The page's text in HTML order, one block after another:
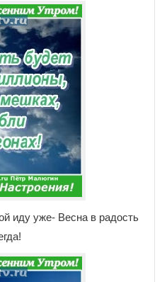
иду уже- Весна в радость